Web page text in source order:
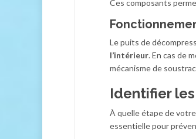
Ces composants
Le puits de
l’intérieur. En cas de
mécanisme de
Identifier
À quelle étape de
essentielle pour